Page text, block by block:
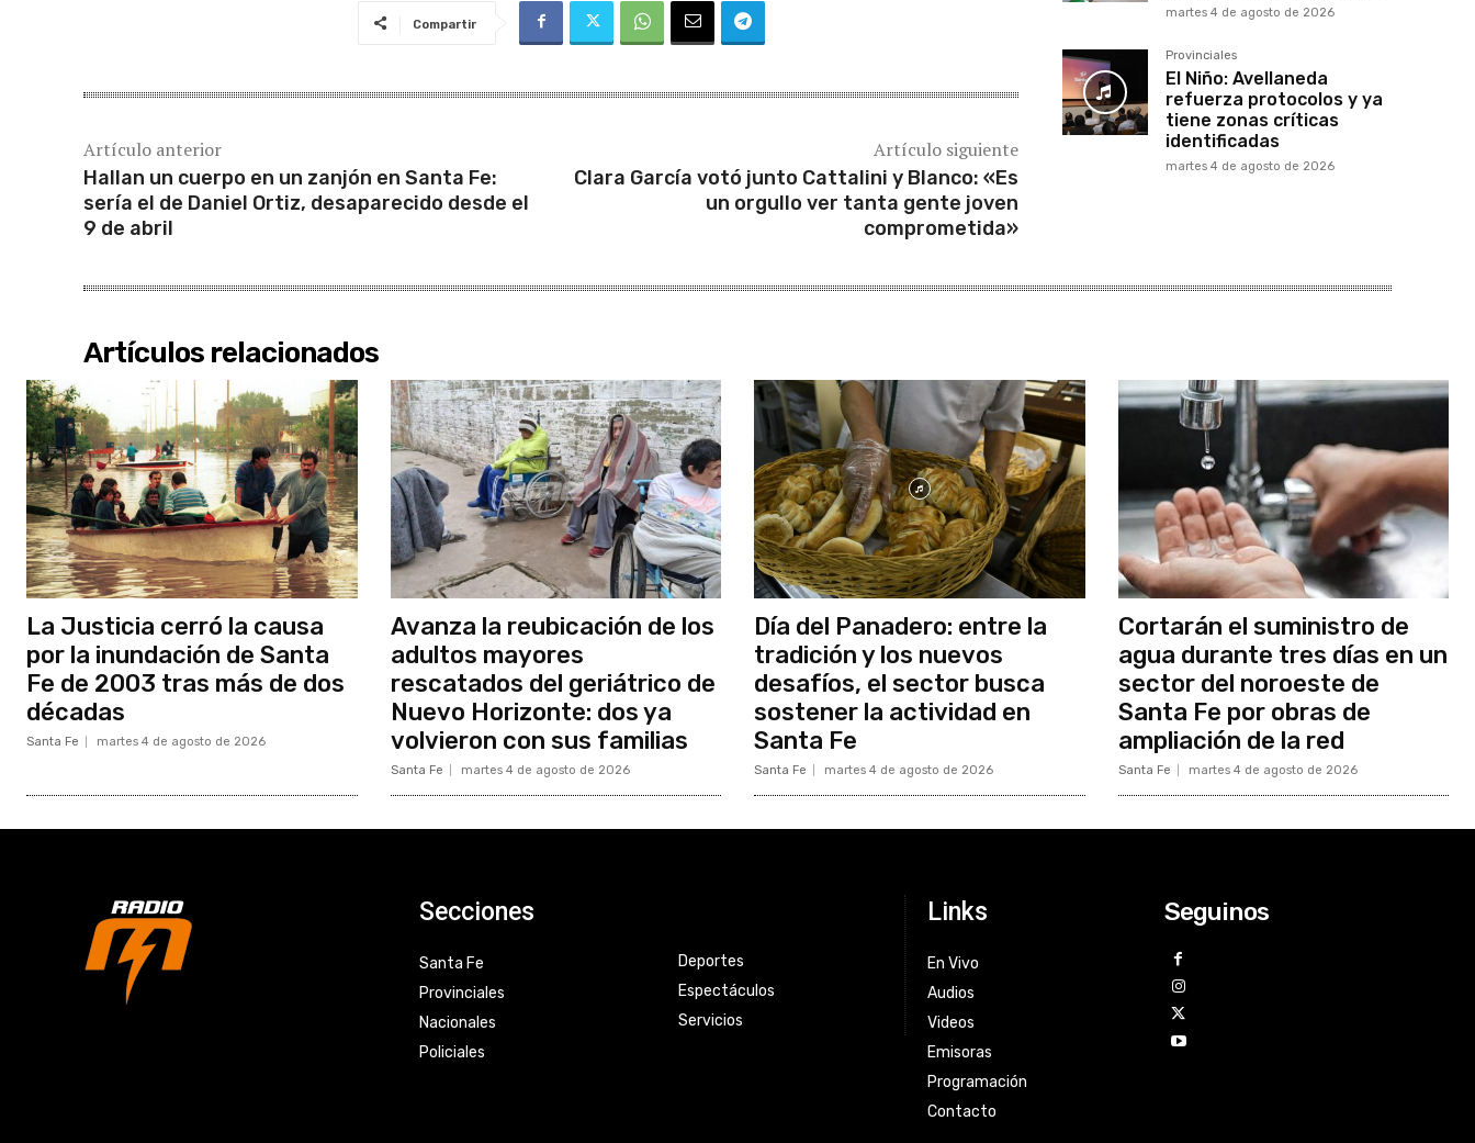
u
d
a
s
d
f
c
h
a
a
r
r
i
b
a
b
j
o
a
u
m
e
n
t
a
Compartir
Artículo anterior
Hallan un cuerpo en un zanjón en Santa Fe:
sería el de Daniel Ortiz, desaparecido desde el
9 de abril
Artículo siguiente
Clara García votó junto Cattalini y Blanco: «Es
un orgullo ver tanta gente joven
comprometida»
martes 4 de agosto de 2026
Provinciales
El Niño: Avellaneda
refuerza protocolos y ya
tiene zonas críticas
identificadas
martes 4 de agosto de 2026
Artículos relacionados
La Justicia cerró la causa
por la inundación de Santa
Fe de 2003 tras más de dos
décadas
Santa Fe martes 4 de agosto de 2026
Avanza la reubicación de los
adultos mayores
rescatados del geriátrico de
Nuevo Horizonte: dos ya
volvieron con sus familias
Santa Fe martes 4 de agosto de 2026
Día del Panadero: entre la
tradición y los nuevos
desafíos, el sector busca
sostener la actividad en
Santa Fe
Santa Fe martes 4 de agosto de 2026
Cortarán el suministro de
agua durante tres días en un
sector del noroeste de
Santa Fe por obras de
ampliación de la red
Santa Fe martes 4 de agosto de 2026
Secciones
Santa Fe
Provinciales
Nacionales
Policiales
Deportes
Espectáculos
Servicios
Links
En Vivo
Audios
Videos
Emisoras
Programación
Contacto
Seguinos